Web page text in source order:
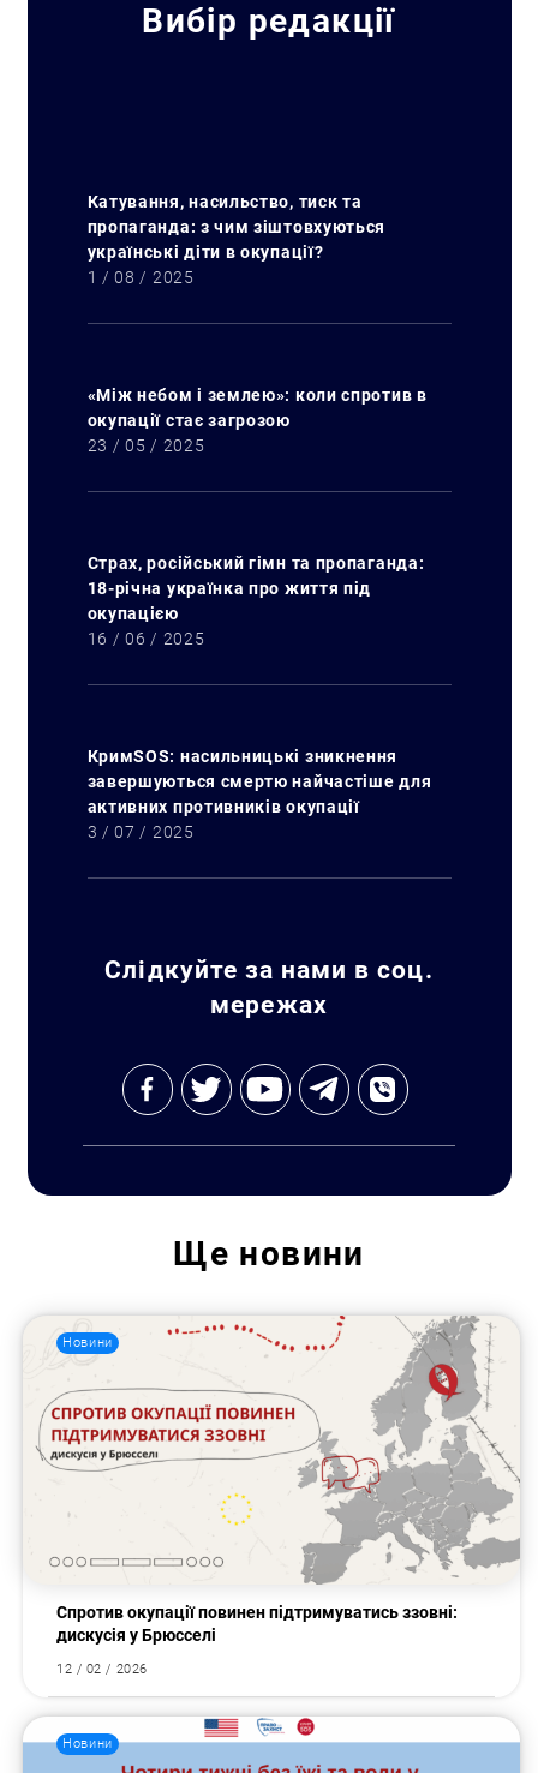
Вибір редакції
Катування, насильство, тиск та
пропаганда: з чим зіштовхуються
українські діти в окупації?
1 / 08 / 2025
«Між небом і землею»: коли спротив в
окупації стає загрозою
23 / 05 / 2025
Страх, російський гімн та пропаганда:
18-річна українка про життя під
окупацією
16 / 06 / 2025
КримSOS: насильницькі зникнення
завершуються смертю найчастіше для
активних противників окупації
3 / 07 / 2025
Слідкуйте за нами в соц.
мережах
Ще новини
Новини
Спротив окупації повинен підтримуватись ззовні:
дискусія у Брюсселі
12 / 02 / 2026
Новини